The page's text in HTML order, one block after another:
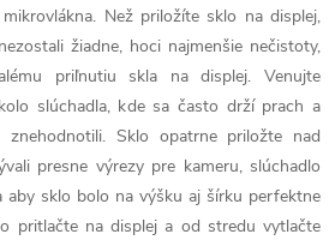
Než priložíte sklo na displej,
žiadne, hoci najmenšie nečistoty,
priľnutiu skla na displej. Venujte
slúchadla, kde sa často drží prach a
Sklo opatrne priložte nad
presne výrezy pre kameru, slúchadlo
aby sklo bolo na výšku aj šírku perfektne
pritlačte na displej a od stredu vytlačte